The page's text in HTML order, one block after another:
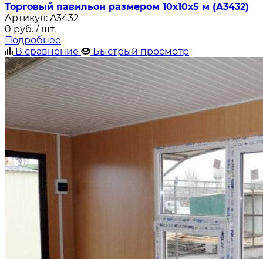
Торговый павильон размером 10х10х5 м (A3432)
Артикул: A3432
0 руб. / шт.
Подробнее
В сравнение
Быстрый просмотр